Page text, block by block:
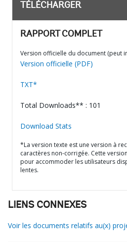
TÉLÉCHARGER
RAPPORT COMPLET
Version officielle du document (peut
Version officielle (PDF)
TXT*
Total Downloads** : 101
Download Stats
*La version texte est une version à
caractères non-corrigée. Cette
pour accommoder les utilisateurs
lentes.
LIENS CONNEXES
Voir les documents relatifs au(x)